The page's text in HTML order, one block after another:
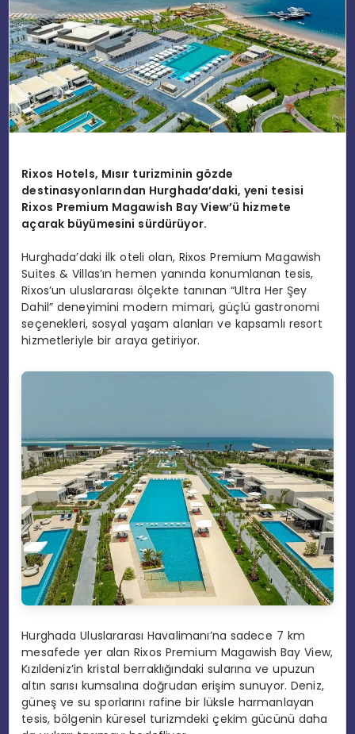
Rixos Hotels, Mısır turizminin gözde
destinasyonlarından Hurghada’daki, yeni tesisi
Rixos Premium Magawish Bay View’ü hizmete
açarak büyümesini sürdürüyor.
Hurghada’daki ilk oteli olan, Rixos Premium Magawish
Suites & Villas’ın hemen yanında konumlanan tesis,
Rixos’un uluslararası ölçekte tanınan “Ultra Her Şey
Dahil” deneyimini modern mimari, güçlü gastronomi
seçenekleri, sosyal yaşam alanları ve kapsamlı resort
hizmetleriyle bir araya getiriyor.
Hurghada Uluslararası Havalimanı’na sadece 7 km
mesafede yer alan Rixos Premium Magawish Bay View,
Kızıldeniz’in kristal berraklığındaki sularına ve upuzun
altın sarısı kumsalına doğrudan erişim sunuyor. Deniz,
güneş ve su sporlarını rafine bir lüksle harmanlayan
tesis, bölgenin küresel turizmdeki çekim gücünü daha